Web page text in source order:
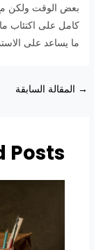
بعض الوقت ولكن
كامل على اكتئاب
ما يساعد على
→ المقالة السابقة
Posts